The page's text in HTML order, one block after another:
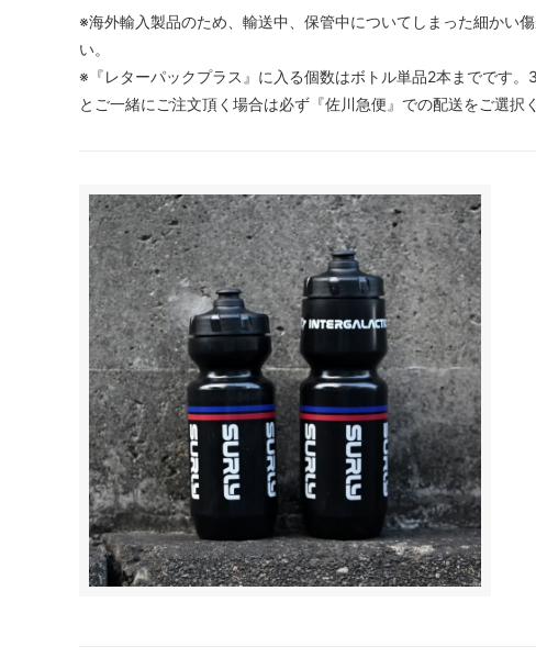
※海外輸入製品のため、輸送中、保管中についてしまった細かい
い。
※『レターパックプラス』に入る個数はボトル単品2本までです
とご一緒にご注文頂く場合は必ず『佐川急便』での配送をご選択